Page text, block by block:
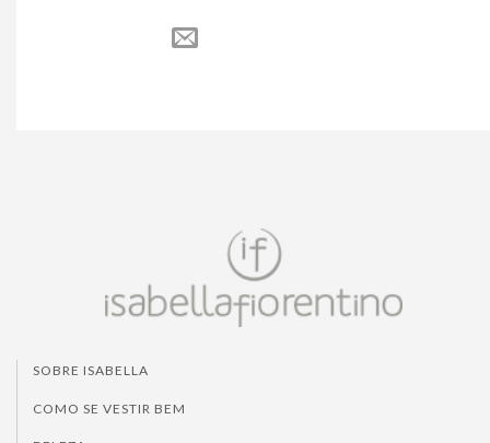
SOBRE ISABELLA
COMO SE VESTIR BEM